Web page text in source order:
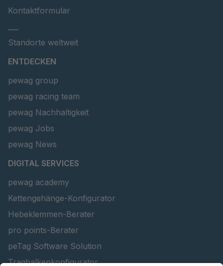
Kontaktformular
Standorte weltweit
ENTDECKEN
pewag group
pewag racing team
pewag Nachhaltigkeit
pewag Jobs
pewag News
DIGITAL SERVICES
pewag academy
Kettengehänge-Konfigurator
Hebeklemmen-Berater
pro points-Berater
peTag Software Solution
Tragbalkenkonfigurator